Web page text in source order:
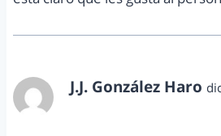
J.J. González Haro